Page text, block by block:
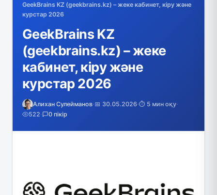
GeekBrains KZ (geekbrains.kz) – жеке кабинет, кіру және
курстар 2026
GeekBrains KZ
(geekbrains.kz) – жеке
кабинет, кіру және
курстар 2026
Алихан Сулейманов·📅 30.05.2026·⏱️ 5 мин оқу·
522· 0 пікір